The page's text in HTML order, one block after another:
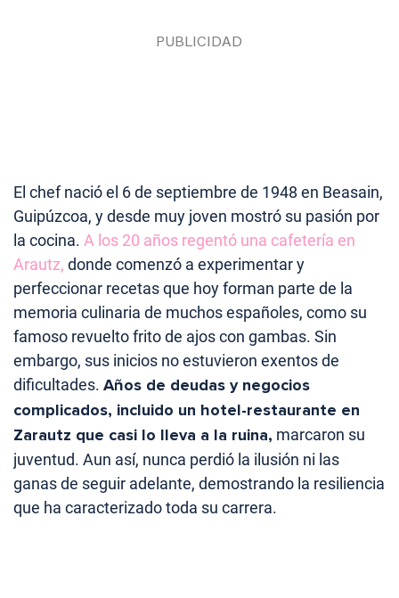
El chef nació el 6 de septiembre de 1948 en Beasain,
Guipúzcoa, y desde muy joven mostró su pasión por
la cocina. A los 20 años regentó una cafetería en
Arautz, donde comenzó a experimentar y
perfeccionar recetas que hoy forman parte de la
memoria culinaria de muchos españoles, como su
famoso revuelto frito de ajos con gambas. Sin
embargo, sus inicios no estuvieron exentos de
dificultades. Años de deudas y negocios
complicados, incluido un hotel-restaurante en
Zarautz que casi lo lleva a la ruina, marcaron su
juventud. Aun así, nunca perdió la ilusión ni las
ganas de seguir adelante, demostrando la resiliencia
que ha caracterizado toda su carrera.